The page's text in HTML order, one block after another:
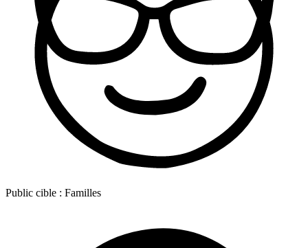
Public cible : Familles